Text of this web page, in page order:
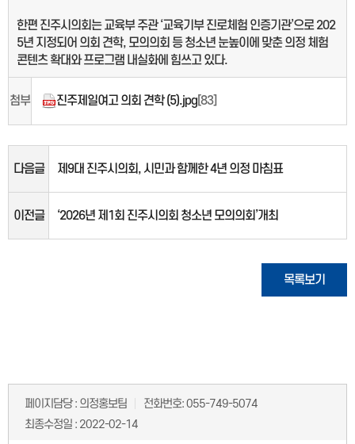
한편 진주시의회는 교육부 주관 ‘교육기부 진로체험 인증기관’으로 202
5년 지정되어 의회 견학, 모의의회 등 청소년 눈높이에 맞춘 의정 체험
콘텐츠 확대와 프로그램 내실화에 힘쓰고 있다.
첨부 진주제일여고 의회 견학 (5).jpg[83]
다음글 제9대 진주시의회, 시민과 함께한 4년 의정 마침표
이전글 ‘2026년 제1회 진주시의회 청소년 모의의회’개최
목록보기
페이지담당 : 의정홍보팀 전화번호:055-749-5074
최종수정일 : 2022-02-14